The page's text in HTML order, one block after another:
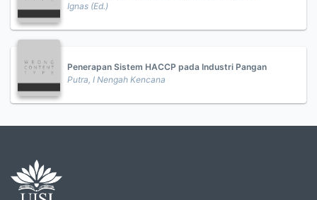
Ignas (Ed.)
Penerapan Sistem HACCP pada Industri Pangan
Putra, I Nengah Kencana